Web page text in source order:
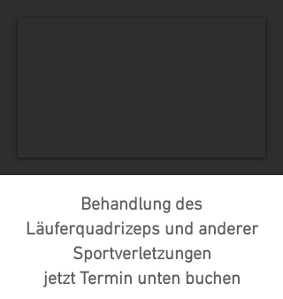
Behandlung des
Läuferquadrizeps und anderer
Sportverletzungen
jetzt Termin unten buchen